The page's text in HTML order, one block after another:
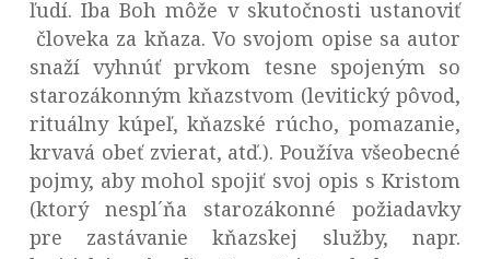
ľudí. Iba Boh môže v skutočnosti ustanoviť
človeka za kňaza. Vo svojom opise sa autor
snaží vyhnúť prvkom tesne spojeným so
starozákonným kňazstvom (levitický pôvod,
rituálny kúpeľ, kňazské rúcho, pomazanie,
krvavá obeť zvierat, atď.). Používa všeobecné
pojmy, aby mohol spojiť svoj opis s Kristom
(ktorý nespl´ňa starozákonné požiadavky
pre zastávanie kňazskej služby, napr.